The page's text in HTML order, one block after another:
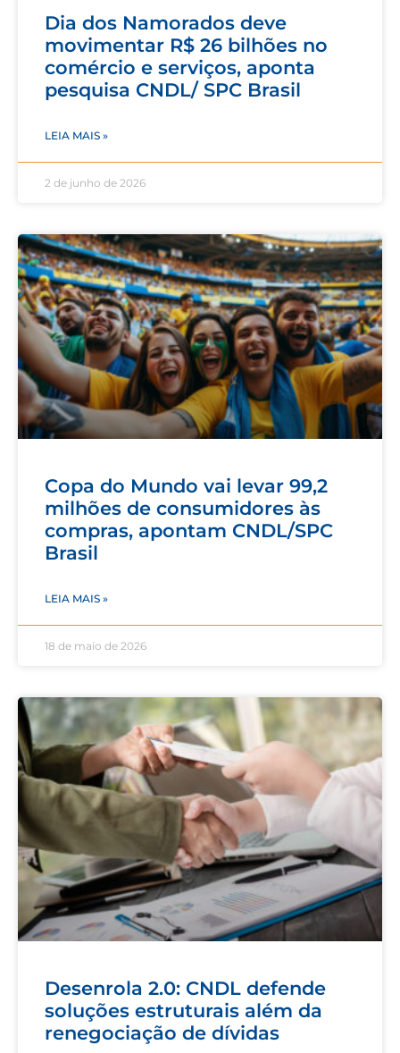
Dia dos Namorados deve
movimentar R$ 26 bilhões no
comércio e serviços, aponta
pesquisa CNDL/ SPC Brasil
LEIA MAIS »
2 de junho de 2026
Copa do Mundo vai levar 99,2
milhões de consumidores às
compras, apontam CNDL/SPC
Brasil
LEIA MAIS »
18 de maio de 2026
Desenrola 2.0: CNDL defende
soluções estruturais além da
renegociação de dívidas